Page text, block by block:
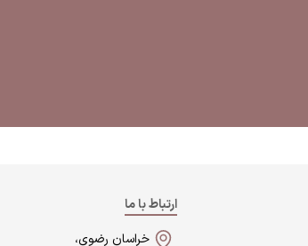
ارتباط با ما
خراسان رضوی،